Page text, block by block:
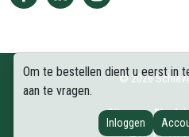
Om te bestellen dient u eerst in
aan te vragen.
Inloggen
©2026
Sitemap